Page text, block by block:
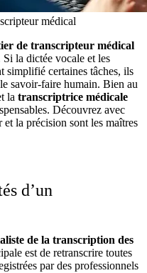
médical
de transcripteur médical
la dictée vocale et les
simplifié certaines tâches, ils
savoir-faire humain. Bien au
la transcriptrice médicale
Découvrez avec
la précision sont les maîtres
d’un
de la transcription des
est de retranscrire toutes
par des professionnels